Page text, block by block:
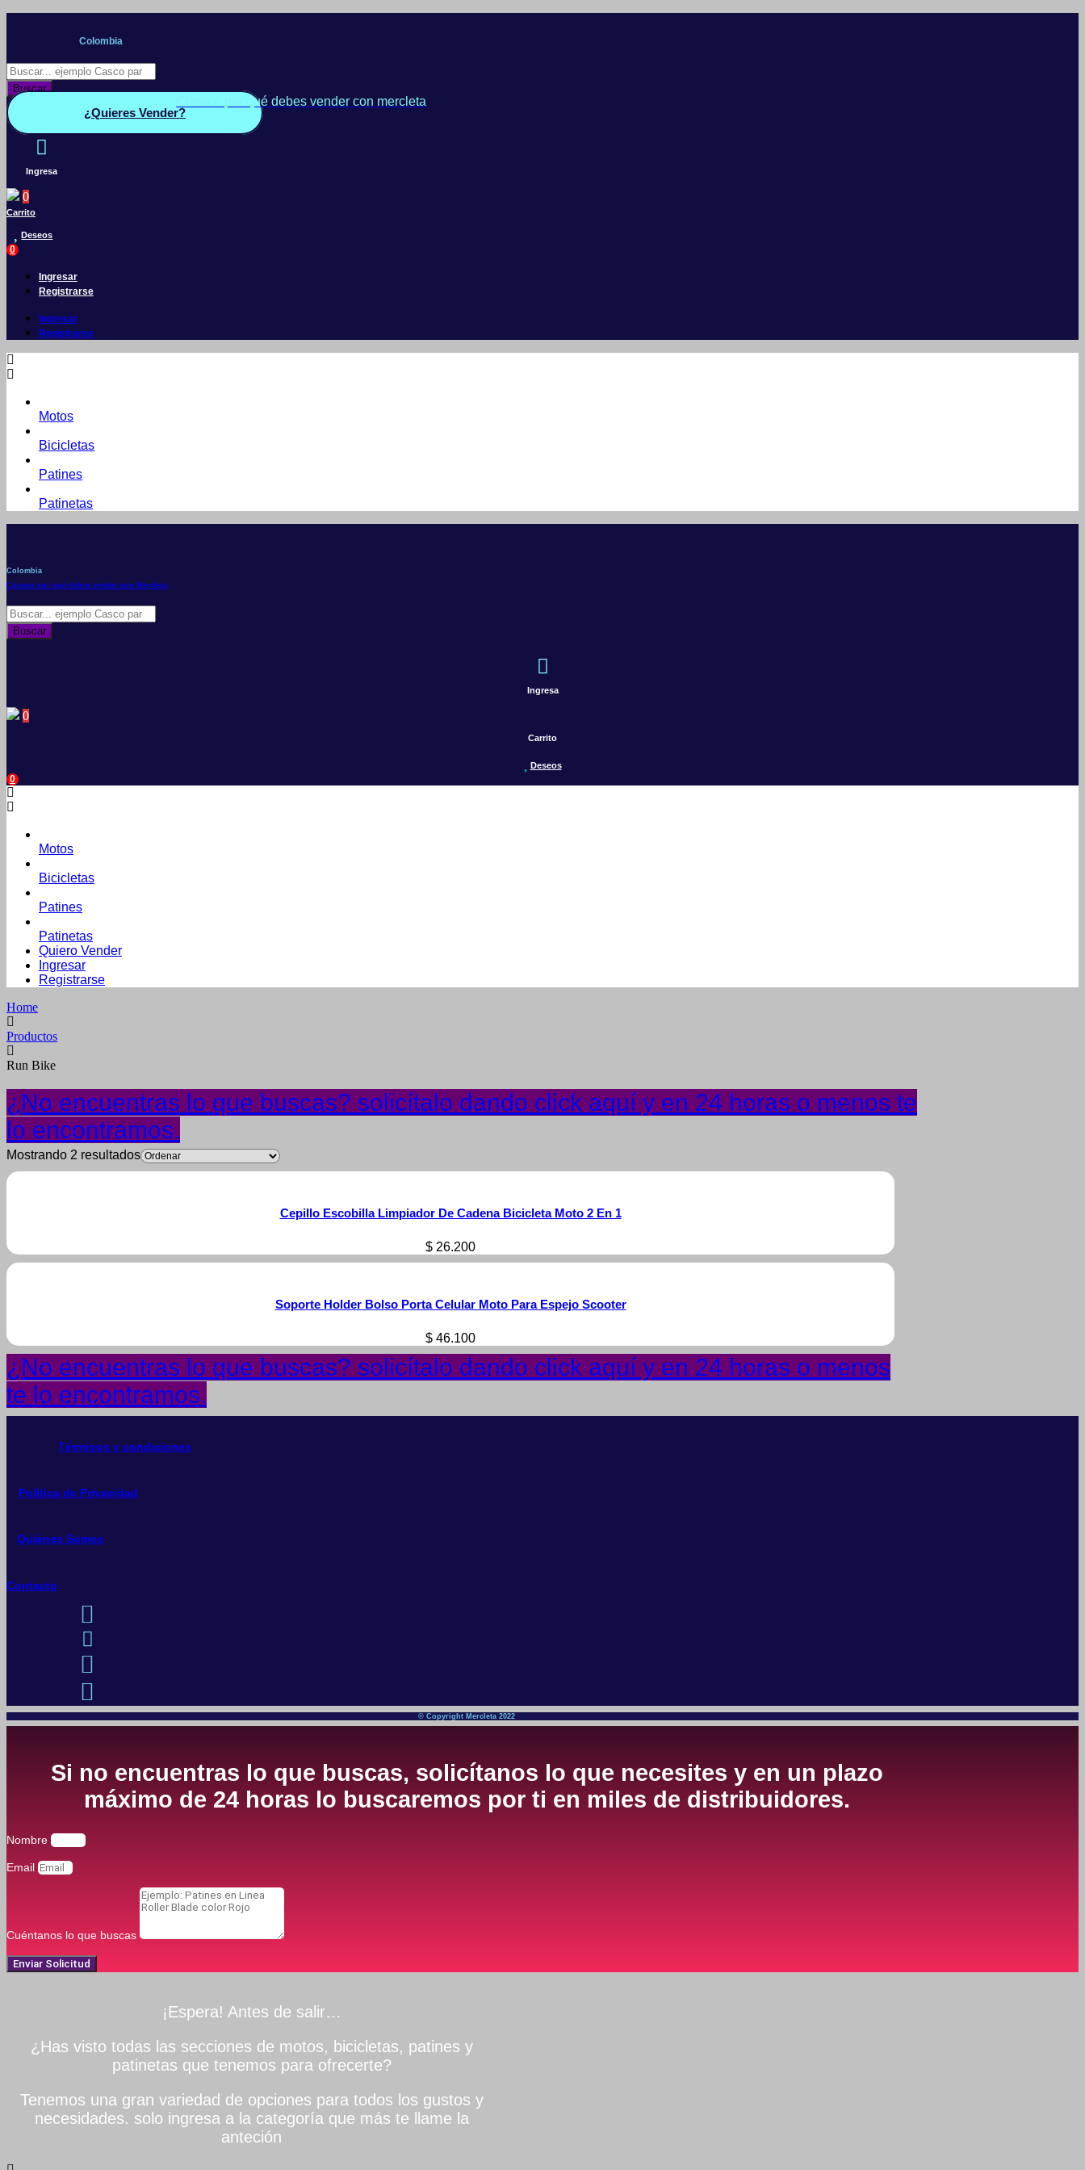
Colombia
Búsqueda
de
productos
Buscar
Conoce por qué debes vender con mercleta
¿Quieres Vender?
Ingresa
0
Carrito
Deseos
0
Ingresar
Registrarse
Ingresar
Registrarse
Motos
Bicicletas
Patines
Patinetas
Colombia
Conoce por qué debes vender con Mercleta
Búsqueda
de
productos
Buscar
Ingresa
0
Carrito
Deseos
0
Motos
Bicicletas
Patines
Patinetas
Quiero Vender
Ingresar
Registrarse
Home
Productos
Run Bike
¿No encuentras lo que buscas? solicítalo dando click aquí y en 24 horas o menos te
lo encontramos.
Mostrando 2 resultados
Cepillo Escobilla Limpiador De Cadena Bicicleta Moto 2 En 1
$ 26.200
Soporte Holder Bolso Porta Celular Moto Para Espejo Scooter
$ 46.100
¿No encuentras lo que buscas? solicítalo dando click aquí y en 24 horas o menos
te lo encontramos.
Términos y condiciones
Política de Privacidad
Quiénes Somos
Contacto
© Copyright Mercleta 2022
Si no encuentras lo que buscas, solicítanos lo que necesites y en un plazo
máximo de 24 horas lo buscaremos por ti en miles de distribuidores.
Nombre
Email
Cuéntanos lo que buscas
Enviar Solicitud
¡Espera! Antes de salir…
¿Has visto todas las secciones de motos, bicicletas, patines y
patinetas que tenemos para ofrecerte?
Tenemos una gran variedad de opciones para todos los gustos y
necesidades. solo ingresa a la categoría que más te llame la
anteción